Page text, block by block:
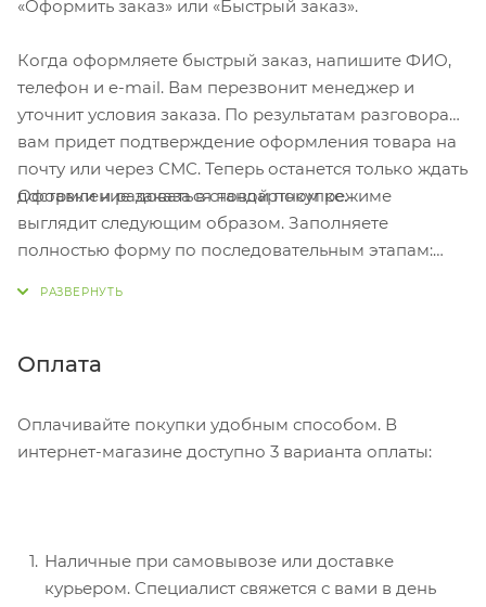
«Оформить заказ» или «Быстрый заказ».
Когда оформляете быстрый заказ, напишите ФИО,
телефон и e-mail. Вам перезвонит менеджер и
уточнит условия заказа. По результатам разговора
вам придет подтверждение оформления товара на
почту или через СМС. Теперь останется только ждать
доставки и радоваться новой покупке.
Оформление заказа в стандартном режиме
выглядит следующим образом. Заполняете
полностью форму по последовательным этапам:
Нажмите кнопку «Оформить заказ».
Оплата
Оплачивайте покупки удобным способом. В
интернет-магазине доступно 3 варианта оплаты:
Наличные при самовывозе или доставке
курьером. Специалист свяжется с вами в день